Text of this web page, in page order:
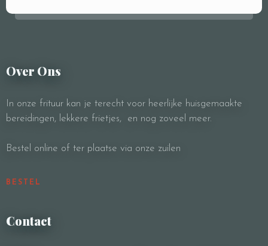
Over Ons
In onze frituur kan je terecht voor heerlijke huisgemaakte
bereidingen, lekkere frietjes, en nog zoveel meer.
Bestel online of ter plaatse via onze zuilen
BESTEL
Contact